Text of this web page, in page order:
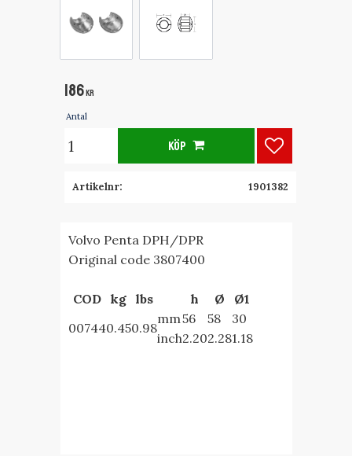
186KR
Antal
KÖP Lägg till i
Artikelnr 1901382
Volvo Penta DPH/DPR
Original code 3807400
COD kg lbs h Ø
Ø1
007440.450.98
mm
inch
56
2.20
58
2.28
30
1.18